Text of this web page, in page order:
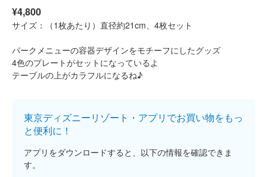
¥4,800
サイズ：（1枚あたり）直径約21cm、4枚セット
パークメニューの容器デザインをモチーフにしたグッズ
4色のプレートがセットになっているよ
テーブルの上がカラフルになるね♪
東京ディズニーリゾート・アプリでお買い物をもっ
と便利に！
アプリをダウンロードすると、以下の情報を確認できま
す。